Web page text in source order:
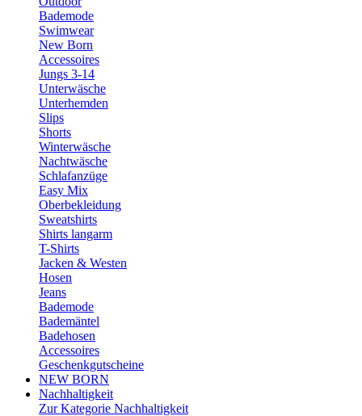
Bademode
Swimwear
New Born
Accessoires
Jungs 3-14
Unterwäsche
Unterhemden
Slips
Shorts
Winterwäsche
Nachtwäsche
Schlafanzüge
Easy Mix
Oberbekleidung
Sweatshirts
Shirts langarm
T-Shirts
Jacken & Westen
Hosen
Jeans
Bademode
Bademäntel
Badehosen
Accessoires
Geschenkgutscheine
NEW BORN
Nachhaltigkeit
Zur Kategorie Nachhaltigkeit